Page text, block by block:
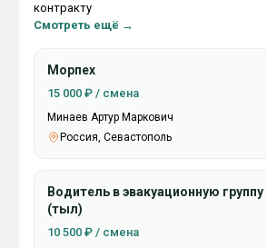
контракту
Смотреть ещё →
Морпех
15 000 ₽ / смена
Минаев Артур Маркович
Россия, Севастополь
Водитель в эвакуационную группу
(тыл)
10 500 ₽ / смена